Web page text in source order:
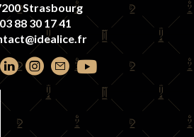
Strasbourg
03 88 30 17 41
Retrouvez
nous
Retrouvez
nous
Contactez-
nous
Retrouvez
nous